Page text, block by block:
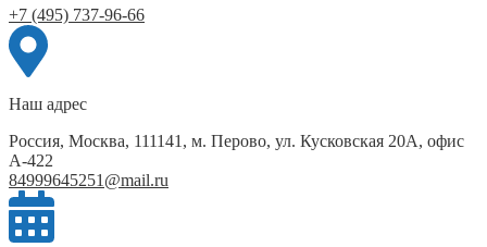
+7 (495) 737-96-66
Наш адрес
Россия, Москва, 111141, м. Перово, ул. Кусковская 20А, офис
А-422
84999645251@mail.ru